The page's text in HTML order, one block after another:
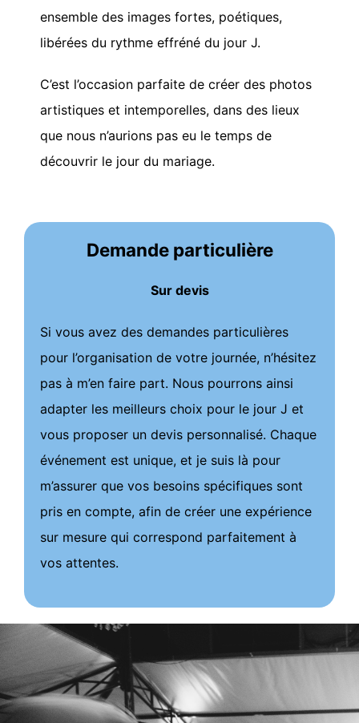
ensemble des images fortes, poétiques,
libérées du rythme effréné du jour J.
C’est l’occasion parfaite de créer des photos
artistiques et intemporelles, dans des lieux
que nous n’aurions pas eu le temps de
découvrir le jour du mariage.
Demande particulière
Sur devis
Si vous avez des demandes particulières
pour l’organisation de votre journée, n’hésitez
pas à m’en faire part. Nous pourrons ainsi
adapter les meilleurs choix pour le jour J et
vous proposer un devis personnalisé. Chaque
événement est unique, et je suis là pour
m’assurer que vos besoins spécifiques sont
pris en compte, afin de créer une expérience
sur mesure qui correspond parfaitement à
vos attentes.